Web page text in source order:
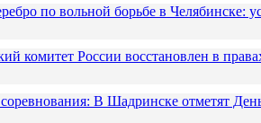
по вольной борьбе в Челябинске:
комитет России восстановлен в
В Шадринске отметят